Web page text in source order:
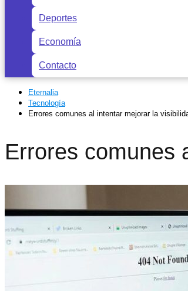
Deportes
Economía
Contacto
Eternalia
Tecnología
Errores comunes al intentar mejorar la
Errores comunes